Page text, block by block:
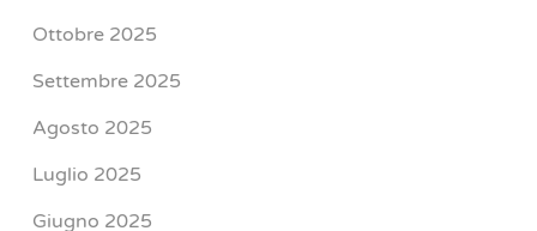
Ottobre 2025
Settembre 2025
Agosto 2025
Luglio 2025
Giugno 2025